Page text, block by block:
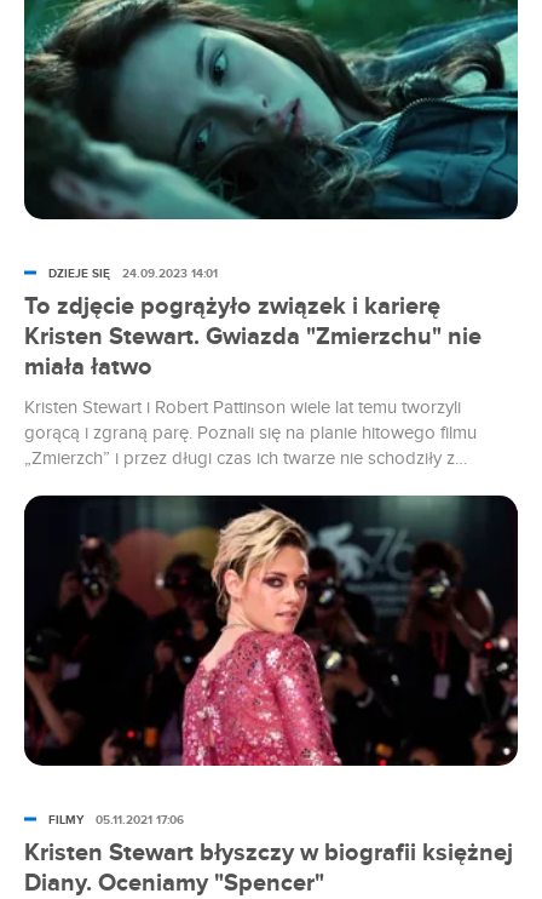
To zdjęcie pogrążyło związek i karierę
Kristen Stewart. Gwiazda "Zmierzchu" nie
miała łatwo
Kristen Stewart i Robert Pattinson wiele lat temu tworzyli
gorącą i zgraną parę. Poznali się na planie hitowego filmu
„Zmierzch” i przez długi czas ich twarze nie schodziły z
jedno zdjęcie zrobione przez fotoreporterów, na którym
Stewart zatapia się w objęciach innego mężczyzny, żonatego
wówczas Ruperta Sandersa. Zarówno na Kristen, jak i
Sandersa spadły wtedy gromy. Przypomnijmy sobie tę historię.
DZIEJE SIĘ 24.09.2023 14:01
Kristen Stewart błyszczy w biografii księżnej
Diany. Oceniamy "Spencer"
FILMY 05.11.2021 17:06